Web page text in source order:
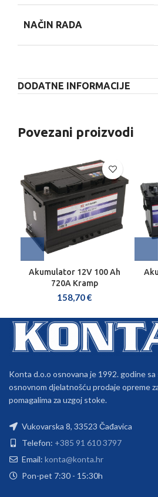
NAČIN RADA
DODATNE INFORMACIJE
Povezani proizvodi
Akumulator 12V 100 Ah
720A Kramp
158,70€
Konta d.o.o osnovana je 1992. godine
osnovnom djelatnošću prodaje opreme
pomagalima za uzgoj stoke.
Vukovarska 8, 33523 Čađavica
Telefon: +385 91 610 3797
Email: konta@konta.hr
Pon-pet 7:30 - 15:30h